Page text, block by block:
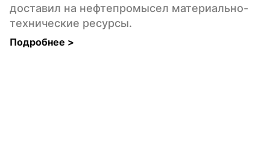
доставил на нефтепромысел материально-
технические ресурсы.
Подробнее >